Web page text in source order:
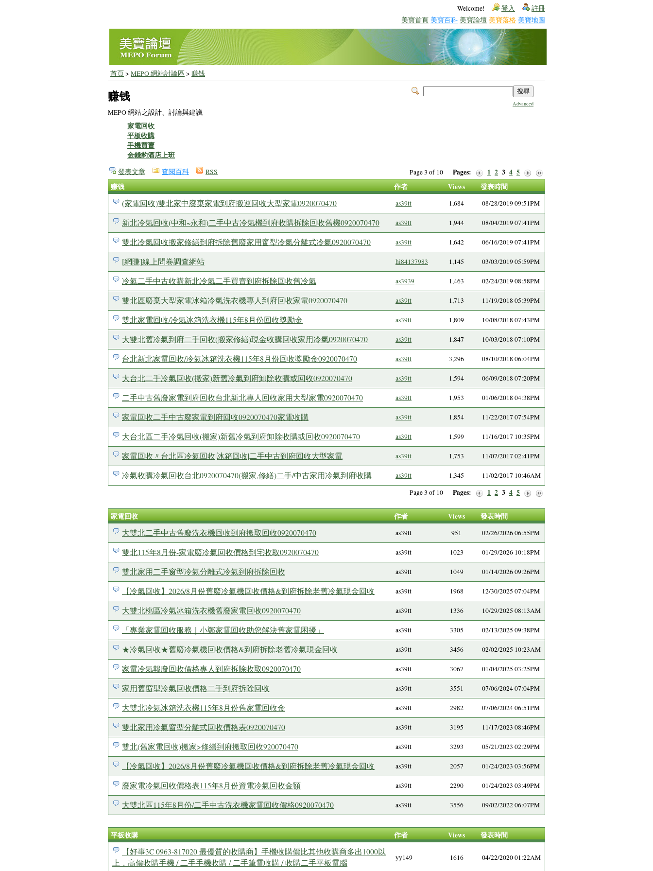
Welcome! 登入 註冊
美寶首頁 美寶百科 美寶論壇 美寶落格 美寶地圖
首頁> MEPO 網站討論區> 赚钱
Advanced
赚钱
MEPO 網站之設計、討論與建議
家電回收
平板收購
手機買賣
金錢豹酒店上班
Page 3 of 10 Pages: 1 2 3 4 5
發表文章 查閱百科 RSS
赚钱 作者 Views 發表時間
(家電回收)雙北家中廢棄家電到府搬運回收大型家電0920070470 as39tt 1,684 08/28/2019 09:51PM
新北冷氣回收(中和~永和)二手中古冷氣機到府收購拆除回收舊機0920070470 as39tt 1,944 08/04/2019 07:41PM
雙北冷氣回收搬家修繕到府拆除舊廢家用窗型冷氣分離式冷氣0920070470 as39tt 1,642 06/16/2019 07:41PM
[網賺]線上問卷調查網站 hi84137983 1,145 03/03/2019 05:59PM
冷氣二手中古收購新北冷氣二手買賣到府拆除回收舊冷氣 as3939 1,463 02/24/2019 08:58PM
雙北區廢棄大型家電冰箱冷氣洗衣機專人到府回收家電0920070470 as39tt 1,713 11/19/2018 05:39PM
雙北家電回收/冷氣冰箱洗衣機115年8月份回收獎勵金 as39tt 1,809 10/08/2018 07:43PM
大雙北舊冷氣到府二手回收(搬家修繕)現金收購回收家用冷氣0920070470 as39tt 1,847 10/03/2018 07:10PM
台北新北家電回收/冷氣冰箱洗衣機115年8月份回收獎勵金0920070470 as39tt 3,296 08/10/2018 06:04PM
大台北二手冷氣回收(搬家)新舊冷氣到府卸除收購或回收0920070470 as39tt 1,594 06/09/2018 07:20PM
二手中古舊廢家電到府回收台北新北專人回收家用大型家電0920070470 as39tt 1,953 01/06/2018 04:38PM
家電回收二手中古廢家電到府回收0920070470家電收購 as39tt 1,854 11/22/2017 07:54PM
大台北區二手冷氣回收(搬家)新舊冷氣到府卸除收購或回收0920070470 as39tt 1,599 11/16/2017 10:35PM
家電回收〃台北區冷氣回收|冰箱回收|二手中古到府回收大型家電 as39tt 1,753 11/07/2017 02:41PM
冷氣收購冷氣回收台北0920070470(搬家,修繕)二手/中古家用冷氣到府收購 as39tt 1,345
11/02/2017 10:46AM
Page 3 of 10 Pages: 1 2 3 4 5
家電回收 作者 Views 發表時間
大雙北二手中古舊廢洗衣機回收到府搬取回收0920070470 as39tt 951 02/26/2026 06:55PM
雙北115年8月份-家電廢冷氣回收價格到宅收取0920070470 as39tt 1023 01/29/2026 10:18PM
雙北家用二手窗型冷氣分離式冷氣到府拆除回收 as39tt 1049 01/14/2026 09:26PM
【冷氣回收】2026/8月份舊廢冷氣機回收價格&到府拆除老舊冷氣現金回收 as39tt 1968 12/30/2025 07:04PM
大雙北桃區冷氣冰箱洗衣機舊廢家電回收0920070470 as39tt 1336 10/29/2025 08:13AM
「專業家電回收服務｜小鄭家電回收助您解決舊家電困擾」 as39tt 3305 02/13/2025 09:38PM
★冷氣回收★舊廢冷氣機回收價格&到府拆除老舊冷氣現金回收 as39tt 3456 02/02/2025 10:23AM
家電冷氣報廢回收價格專人到府拆除收取0920070470 as39tt 3067 01/04/2025 03:25PM
家用舊窗型冷氣回收價格二手到府拆除回收 as39tt 3551 07/06/2024 07:04PM
大雙北冷氣冰箱洗衣機115年8月份舊家電回收金 as39tt 2982 07/06/2024 06:51PM
雙北家用冷氣窗型分離式回收價格表0920070470 as39tt 3195 11/17/2023 08:46PM
雙北(舊家電回收)搬家>修繕到府搬取回收920070470 as39tt 3293 05/21/2023 02:29PM
【冷氣回收】2026/8月份舊廢冷氣機回收價格&到府拆除老舊冷氣現金回收 as39tt 2057 01/24/2023 03:56PM
廢家電冷氣回收價格表115年8月份資電冷氣回收金額 as39tt 2290 01/24/2023 03:49PM
大雙北區115年8月份/二手中古洗衣機家電回收價格0920070470 as39tt 3556 09/02/2022 06:07PM
平板收購 作者 Views 發表時間
【好事3C 0963-817020 最優質的收購商】手機收購價比其他收購商多出1000以
上，高價收購手機 / 二手手機收購 / 二手筆電收購 / 收購二手平板電腦
yy149 1616 04/22/2020 01:22AM